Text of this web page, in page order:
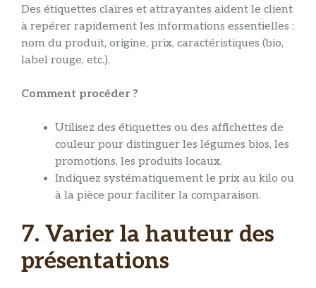
Des étiquettes claires et attrayantes aident le client
à repérer rapidement les informations essentielles :
nom du produit, origine, prix, caractéristiques (bio,
label rouge, etc.).
Comment procéder ?
Utilisez des étiquettes ou des affichettes de
couleur pour distinguer les légumes bios, les
promotions, les produits locaux.
Indiquez systématiquement le prix au kilo ou
à la pièce pour faciliter la comparaison.
7. Varier la hauteur des
présentations